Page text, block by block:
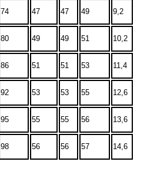
74 47 47 49 9,2
80 49 49 51 10,2
86 51 51 53 11,4
92 53 53 55 12,6
95 55 55 56 13,6
98 56 56 57 14,6